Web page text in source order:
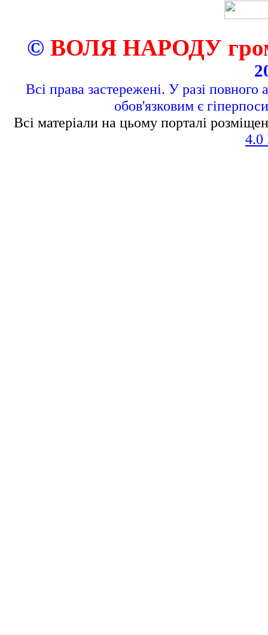
© ВОЛЯ НАРОДУ
Всі права застережені. У разі повного
обов'язковим є
Всі матеріали на цьому порталі
4.0